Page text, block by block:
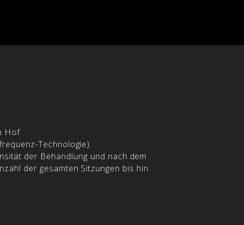
Hof
Technologie).
der Behandlung und nach dem
der gesamten Sitzungen bis hin